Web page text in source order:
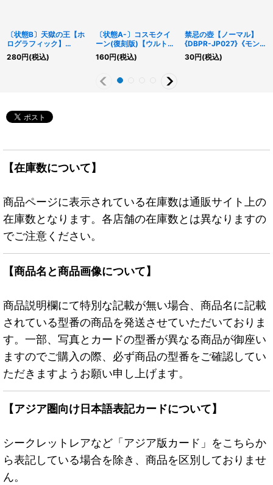
〔状態B〕天獄の王【ホ
ログラフィック】
{BODE-JP030}《モン
スター》
280円(税込)
〔状態A-〕コスモクイ
ーン(復刻版)【ウルト
ラ】{-}《モンスター》
160円(税込)
禁忌の壺【ノーマル】
{DBPR-JP027}《モン
スター》
30円(税込)
【在庫数について】
商品ページに表示されている在庫数は通販サイト上の
在庫数となります。各店舗の在庫数とは異なりますの
でご注意ください。
【商品名と商品画像について】
商品説明欄にて特別な記載が無い場合、商品名に記載
されている型番の商品を発送させていただいておりま
す。一部、写真とカードの型番が異なる商品が御座い
ますのでご購入の際、必ず商品の型番をご確認してい
ただきますようお願い申し上げます。
【アジア圏向け日本語表記カードについて】
シークレットレアなど「アジア版カード」をこちらか
ら表記している場合を除き、商品を区別しておりませ
ん。